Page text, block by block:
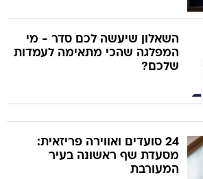
השאלון שיעשה לכם סדר - מי
המפלגה שהכי מתאימה לעמדות
שלכם?
24 סועדים ואווירה פריזאית:
מסעדת שף ראשונה בעיר
המעורבת